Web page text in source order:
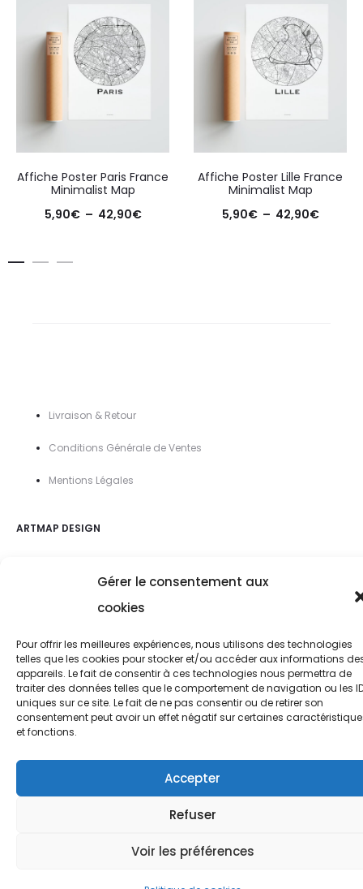
Gérer le consentement aux
cookies
Pour offrir les meilleures expériences, nous utilisons des technologies
telles que les cookies pour stocker et/ou accéder aux informations
appareils. Le fait de consentir à ces technologies nous permettra de
traiter des données telles que le comportement de navigation ou les
uniques sur ce site. Le fait de ne pas consentir ou de retirer son
consentement peut avoir un effet négatif sur certaines
et fonctions.
Accepter
Refuser
Voir les préférences
Affiche Poster Paris France
Minimalist Map
5,90€ – 42,90€Plage
Affiche Poster Lille France
Minimalist Map
5,90€ – 42,90€Plage
Livraison & Retour
Conditions Générale de Ventes
Mentions Légales
ARTMAP DESIGN